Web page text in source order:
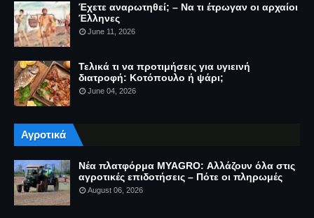
Έχετε αναρωτηθεί; – Να τι έτρωγαν οι αρχαίοι
Έλληνες
June 11, 2026
Τελικά τι να προτιμήσεις για υγιεινή
διατροφή: Κοτόπουλο ή ψάρι;
June 04, 2026
Αγροτικά
Νέα πλατφόρμα MYAGRO: Αλλάζουν όλα στις
αγροτικές επιδοτήσεις – Πότε οι πληρωμές
August 06, 2026